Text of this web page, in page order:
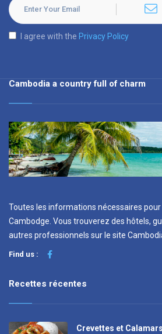
I agree with the Privacy Policy
Cambodia a country full of charm
Toutes les informations nécessaires
Cambodge. Vous trouverez des hôtels,
autres professionnels sur le site
Find us :
Recettes récentes
Crevettes et